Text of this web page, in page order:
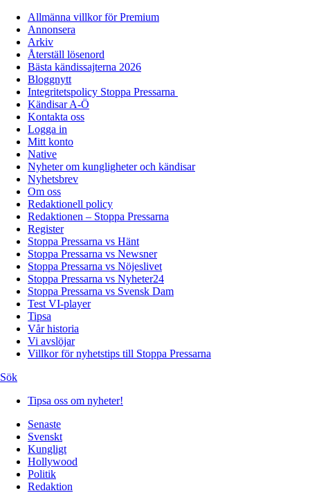
Allmänna villkor för Premium
Annonsera
Arkiv
Återställ lösenord
Bästa kändissajterna 2026
Bloggnytt
Integritetspolicy Stoppa Pressarna
Kändisar A-Ö
Kontakta oss
Logga in
Mitt konto
Native
Nyheter om kungligheter och kändisar
Nyhetsbrev
Om oss
Redaktionell policy
Redaktionen – Stoppa Pressarna
Register
Stoppa Pressarna vs Hänt
Stoppa Pressarna vs Newsner
Stoppa Pressarna vs Nöjeslivet
Stoppa Pressarna vs Nyheter24
Stoppa Pressarna vs Svensk Dam
Test VI-player
Tipsa
Vår historia
Vi avslöjar
Villkor för nyhetstips till Stoppa Pressarna
Sök
Tipsa oss om nyheter!
Senaste
Svenskt
Kungligt
Hollywood
Politik
Redaktion